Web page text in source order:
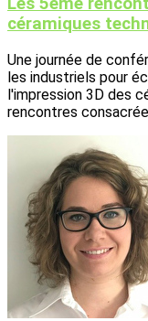
Les 5ème
céramiques
Une journée de
les industriels pour
l'impression 3D des
rencontres